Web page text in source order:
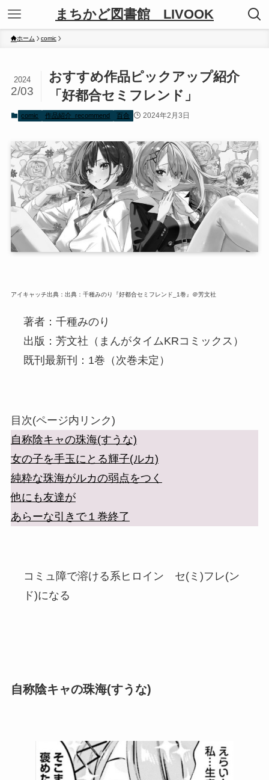
まちかど図書館 LIVOOK
ホーム comic
おすすめ作品ピックアップ紹介
「好都合セミフレンド」
2024
2/03
comic 作品紹介_recommend 百合 2024年2月3日
アイキャッチ出典：出典：千種みのり『好都合セミフレンド_1巻』＠芳文社
著者：千種みのり
出版：芳文社（まんがタイムKRコミックス）
既刊最新刊：1巻（次巻未定）
目次(ページ内リンク)
自称陰キャの珠海(すうな)
女の子を手玉にとる輝子(ルカ)
純粋な珠海がルカの弱点をつく
他にも友達が
あらーな引きで１巻終了
コミュ障で溶ける系ヒロイン セ(ミ)フレ(ン
ド)になる
自称陰キャの珠海(すうな)